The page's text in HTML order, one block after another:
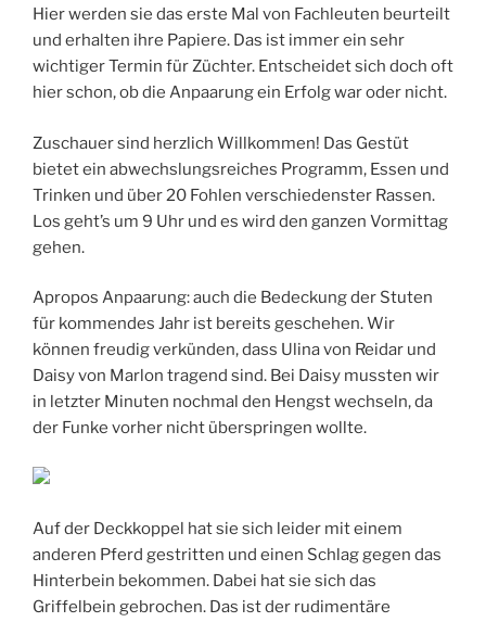
Hier werden sie das erste Mal von Fachleuten beurteilt
und erhalten ihre Papiere. Das ist immer ein sehr
wichtiger Termin für Züchter. Entscheidet sich doch oft
hier schon, ob die Anpaarung ein Erfolg war oder nicht.
Zuschauer sind herzlich Willkommen! Das Gestüt
bietet ein abwechslungsreiches Programm, Essen und
Trinken und über 20 Fohlen verschiedenster Rassen.
Los geht’s um 9 Uhr und es wird den ganzen Vormittag
gehen.
Apropos Anpaarung: auch die Bedeckung der Stuten
für kommendes Jahr ist bereits geschehen. Wir
können freudig verkünden, dass Ulina von Reidar und
Daisy von Marlon tragend sind. Bei Daisy mussten wir
in letzter Minuten nochmal den Hengst wechseln, da
der Funke vorher nicht überspringen wollte.
Auf der Deckkoppel hat sie sich leider mit einem
anderen Pferd gestritten und einen Schlag gegen das
Hinterbein bekommen. Dabei hat sie sich das
Griffelbein gebrochen. Das ist der rudimentäre